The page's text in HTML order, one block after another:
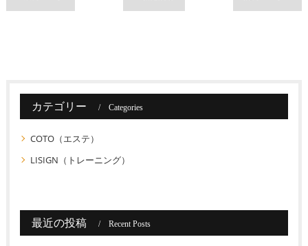
カテゴリー Categories
COTO（エステ）
LISIGN（トレーニング）
最近の投稿 Recent Posts